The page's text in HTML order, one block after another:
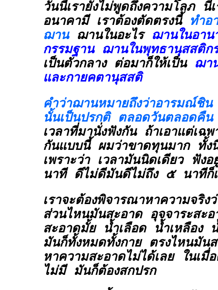
วันนี้เรายังไม่พูดถึงความโลภ นี่เ
อนาคามี เราต้องตัดตรงนี้ ทำอ
ฌานฌานในอะไร ฌานในอาน
กรรมฐาน ฌานในพุทธานุสสติก
เป็นตัวกลาง ต่อมาก็ให้เป็น ฌา
และกายคตานุสสติ
คำว่าฌานหมายถึงว่าอารมณ์ชิน
นั้นเป็นปรกติ ตลอดวันตลอดคืน
เวลาที่มานั่งฟังกัน ถ้าเอาแต่เฉพ
กันแบบนี้ ผมว่าขาดทุนมาก ทั้ง
เพราะว่า เวลามันนิดเดียว ฟัง
นาที ดีไม่ดีมันดีไม่ถึง ๕ นาทีก็
เราจะต้องพิจารณาหาความจริงว่
ส่วนไหนมันสะอาด อุจจาระสะ
สะอาดมั้ย น้ำเลือด น้ำเหลือง
มันก็ทั้งหมดทั้งกาย ตรงไหนมัน
หาความสะอาดไม่ได้เลย ในเมื่
ไม่มี มันก็ต้องสกปรก